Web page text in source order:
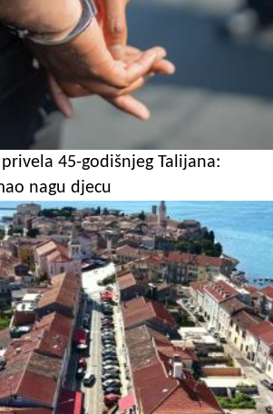
45-godišnjeg Talijana:
nagu djecu